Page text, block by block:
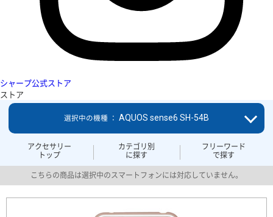
シャープ公式ストア
ストア
アクセサリー
トップ
カテゴリ別
に探す
フリーワード
で探す
選択中の機種 ： AQUOS sense6 SH-54B
こちらの商品は選択中のスマートフォンには対応していません。